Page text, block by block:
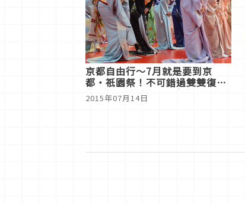
京都自由行～7月就是要到京
都・祇園祭！不可錯過雙雙復活
的「後祭」以及「大船鉾」！
2015年07月14日